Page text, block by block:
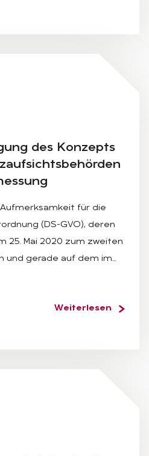
des Kon­zepts
für die
(DS-GVO), deren
25. Mai 2020 zum zweiten
und gerade auf dem im…
Weiterlesen